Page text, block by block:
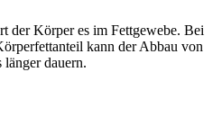
der Körper es im Fettgewebe. Bei
kann der Abbau von
dauern.